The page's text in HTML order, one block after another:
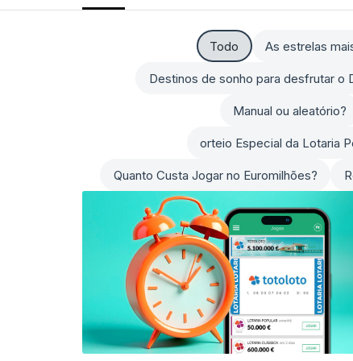
As estrelas
Destinos de sonho para desfrutar o
Manual ou aleatório?
orteio Especial da Lotaria
Quanto Custa Jogar no Euromilhões?
Todo